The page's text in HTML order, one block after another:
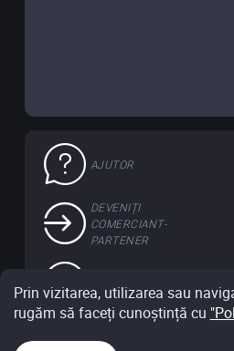
AJUTOR
DEVENIȚI
COMERCIANT-
PARTENER
VÂND?
Prin vizitarea, utilizarea sau
rugăm să faceți cunoștință cu